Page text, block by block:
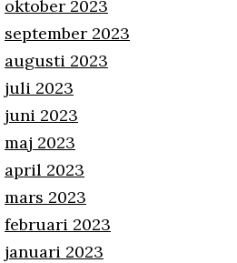
oktober 2023
september 2023
augusti 2023
juli 2023
juni 2023
maj 2023
april 2023
mars 2023
februari 2023
januari 2023